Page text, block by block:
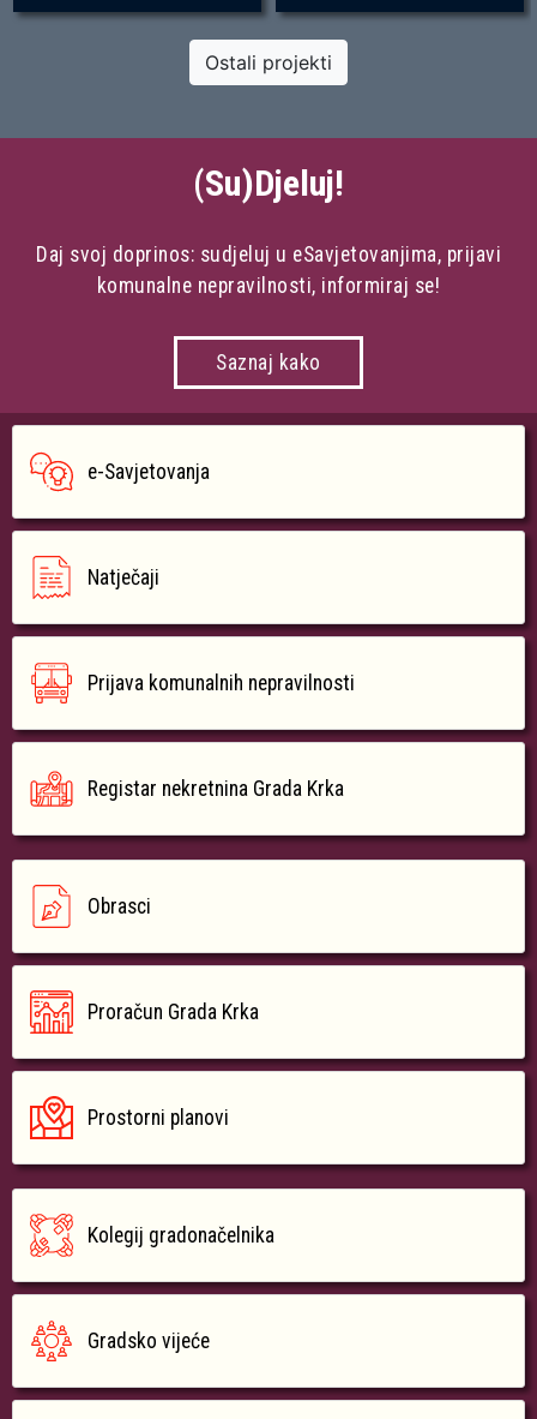
Ostali projekti
(Su)Djeluj!
Daj svoj doprinos: sudjeluj u eSavjetovanjima, prijavi
komunalne nepravilnosti, informiraj se!
Saznaj kako
e-Savjetovanja
Natječaji
Prijava komunalnih nepravilnosti
Registar nekretnina Grada Krka
Obrasci
Proračun Grada Krka
Prostorni planovi
Kolegij gradonačelnika
Gradsko vijeće